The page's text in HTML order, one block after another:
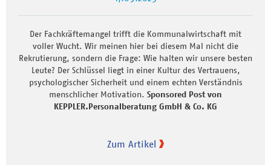
Der Fachkräftemangel trifft die Kommunalwirtschaft mit
voller Wucht. Wir meinen hier bei diesem Mal nicht die
Rekrutierung, sondern die Frage: Wie halten wir unsere besten
Leute? Der Schlüssel liegt in einer Kultur des Vertrauens,
psychologischer Sicherheit und einem echten Verständnis
menschlicher Motivation. Sponsored Post von
KEPPLER.Personalberatung GmbH & Co. KG
Zum Artikel